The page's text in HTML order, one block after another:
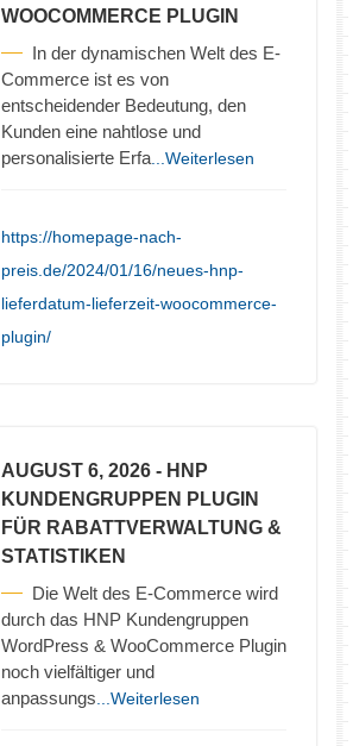
WOOCOMMERCE PLUGIN
In der dynamischen Welt des E-
Commerce ist es von
entscheidender Bedeutung, den
Kunden eine nahtlose und
personalisierte Erfa ...Weiterlesen
https://homepage-nach-
preis.de/2024/01/16/neues-hnp-
lieferdatum-lieferzeit-woocommerce-
plugin/
AUGUST 6, 2026 - HNP
KUNDENGRUPPEN PLUGIN
FÜR RABATTVERWALTUNG &
STATISTIKEN
Die Welt des E-Commerce wird
durch das HNP Kundengruppen
WordPress & WooCommerce Plugin
noch vielfältiger und
anpassungs ...Weiterlesen